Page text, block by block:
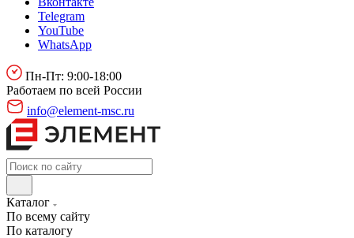
Telegram
YouTube
WhatsApp
Пн-Пт: 9:00-18:00
Работаем по всей России
info@element-msc.ru
Каталог
По всему сайту
По каталогу